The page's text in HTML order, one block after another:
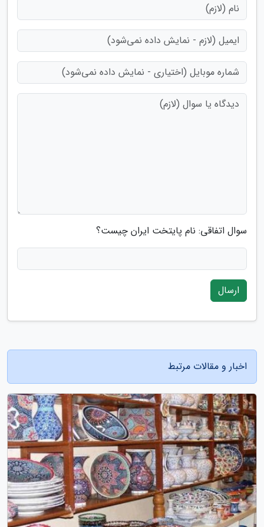
سوال اتفاقی: نام پایتخت ایران چیست؟
ارسال
اخبار و مقالات مرتبط